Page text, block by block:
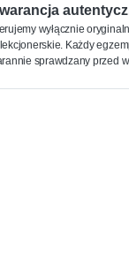
wyłącznie
Każdy
sprawdzany przed